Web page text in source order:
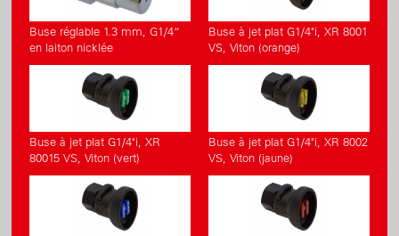
Buse réglable 1.3 mm, G1/4“
en laiton nicklée
Buse à jet plat G1/4"i, XR 8001
VS, Viton (orange)
Buse à jet plat G1/4"i, XR
80015 VS, Viton (vert)
Buse à jet plat G1/4"i, XR 8002
VS, Viton (jaune)